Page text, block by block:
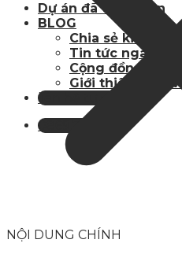
Dự án đã thực hiện
BLOG
Chia sẻ kiến thức
Tin tức ngành
Cộng đồng MMO
Giới thiệu dịch vụ
liên hệ tư vấn
0869.702.702
NỘI DUNG CHÍNH